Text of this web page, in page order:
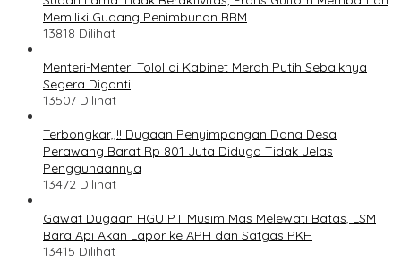
Memiliki Gudang Penimbunan BBM
13818 Dilihat
Menteri-Menteri Tolol di Kabinet Merah Putih Sebaiknya
Segera Diganti
13507 Dilihat
Terbongkar,,!! Dugaan Penyimpangan Dana Desa
Perawang Barat Rp 801 Juta Diduga Tidak Jelas
Penggunaannya
13472 Dilihat
Gawat Dugaan HGU PT Musim Mas Melewati Batas, LSM
Bara Api Akan Lapor ke APH dan Satgas PKH
13415 Dilihat